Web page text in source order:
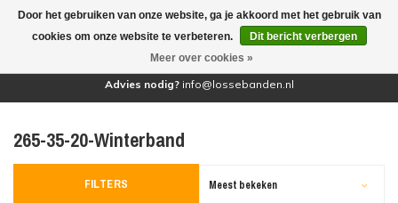
(0)
Advies nodig? info@lossebanden.nl
265-35-20-Winterband
FILTERS Meest bekeken
Door het gebruiken van onze website, ga je akkoord met het gebruik van
cookies om onze website te verbeteren.
Dit bericht verbergen
Meer over cookies »